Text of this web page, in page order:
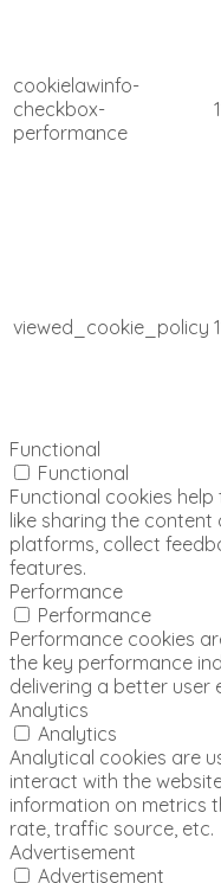
cookielawinfo-
checkbox-
performance
viewed_cookie_policy
Functional
Functional
Functional cookies
like sharing the
platforms, collect
features.
Performance
Performance
Performance cookies
the key performance
delivering a better user
Analytics
Analytics
Analytical cookies are
interact with the
information on metrics
rate, traffic source, etc.
Advertisement
Advertisement